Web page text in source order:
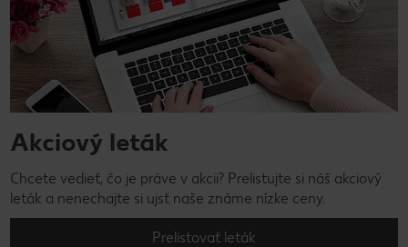
Akciový leták
Chcete vedieť, čo je práve v akcii? Prelistujte si náš akciový
leták a nenechajte si ujsť naše známe nízke ceny.
Prelistovať leták